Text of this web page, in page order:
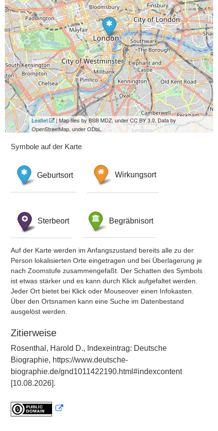
Leaflet
| Map tiles by BSB MDZ, under CC BY 3.0. Data by
OpenStreetMap, under ODbL.
Symbole auf der Karte
Geburtsort Wirkungsort
Sterbeort Begräbnisort
Auf der Karte werden im Anfangszustand bereits alle zu der
Person lokalisierten Orte eingetragen und bei Überlagerung je
nach Zoomstufe zusammengefaßt. Der Schatten des Symbols
ist etwas stärker und es kann durch Klick aufgefaltet werden.
Jeder Ort bietet bei Klick oder Mouseover einen Infokasten.
Über den Ortsnamen kann eine Suche im Datenbestand
ausgelöst werden.
Zitierweise
Rosenthal, Harold D., Indexeintrag: Deutsche
Biographie, https://www.deutsche-
biographie.de/gnd1011422190.html#indexcontent
[10.08.2026].